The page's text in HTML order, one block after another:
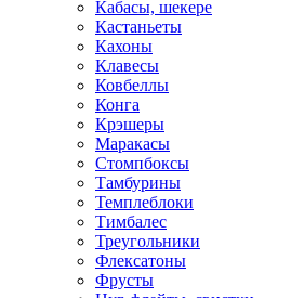
Кабасы, шекере
Кастаньеты
Кахоны
Клавесы
Ковбеллы
Конга
Крэшеры
Маракасы
Стомпбоксы
Тамбурины
Темплеблоки
Тимбалес
Треугольники
Флексатоны
Фрусты